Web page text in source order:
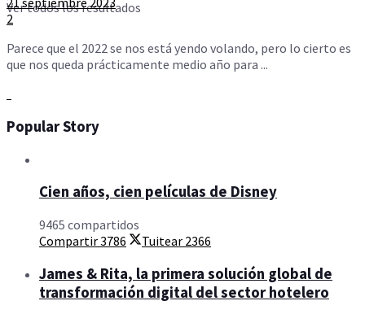
Ver todos los resultados
2
Parece que el 2022 se nos está yendo volando, pero lo cierto es
que nos queda prácticamente medio año para ...
Popular Story
Cien años, cien películas de Disney
9465 compartidos
Compartir3786 Tuitear 2366
James & Rita, la primera solución global de
transformación digital del sector hotelero